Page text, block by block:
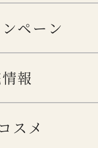
ペーン
報
スメ